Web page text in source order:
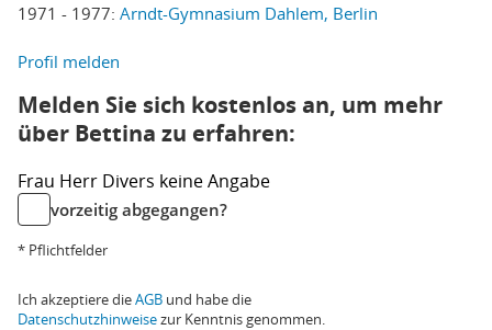
1971 - 1977: Arndt-Gymnasium Dahlem, Berlin
Profil melden
Melden Sie sich kostenlos an, um mehr
über Bettina zu erfahren:
Frau Herr Divers keine Angabe
vorzeitig abgegangen?
* Pflichtfelder
Ich akzeptiere dieAGB und habe die
Datenschutzhinweisezur Kenntnis genommen.